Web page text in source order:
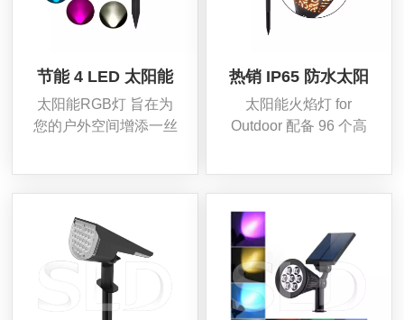
节能 4 LED 太阳能
庭院照明变色花园太
阳能草地射灯
太阳能RGB灯 旨在为
您的户外空间增添一丝
太阳能草坪灯 提供令人
的花园、小路或后院带
来生机。
热销 IP65 防水太阳
能手电筒带闪烁火焰
96 LED 景观装饰灯
太阳能火焰灯 for
Outdoor 配备 96 个高
续性于一体的户外照明
解决方案。这 景观装饰
太阳能火焰灯 产生极其
逼真的火焰效果，为任
何环境增添氛围和温
暖。